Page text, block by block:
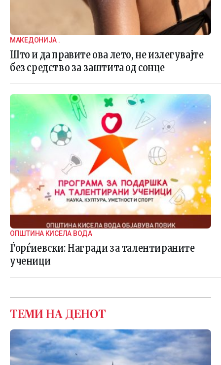
МАКЕДОНИЈА .
Што и да правите ова лето, не излегувајте
без средство за заштита од сонце
ОПШТИНА КИСЕЛА ВОДА
Ѓорѓиевски: Награди за талентираните
ученици
ТЕМИ НА ДЕНОТ